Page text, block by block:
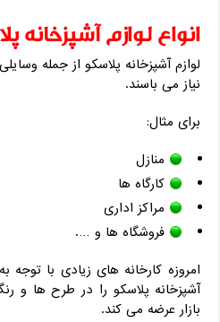
انواع لوازم آشپزخانه
لوازم آشپزخانه پلاسکو از جمله
نیاز می باسند.
برای مثال:
منازل
کارگاه ها
مراکز اداری
فروشگاه ها و ….
امروزه کارخانه های زیادی با توجه
آشپزخانه پلاسکو را در طرح ها و
بازار عرضه می کند.